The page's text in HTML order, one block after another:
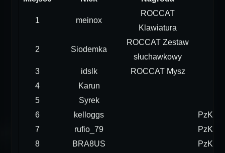
1 meinox
ROCCAT
Klawiatura
2 Siodemka
ROCCAT Zestaw
słuchawkowy
3
idslk
ROCCAT Mysz
4
Karun
5
Syrek
6
kelloggs
7
rufio_79
8
BRA8US